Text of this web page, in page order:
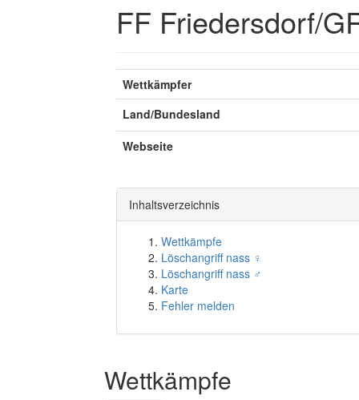
FF Friedersdorf/
Wettkämpfer
Land/Bundesland
Webseite
Inhaltsverzeichnis
Wettkämpfe
Löschangriff nass ♀
Löschangriff nass ♂
Karte
Fehler melden
Wettkämpfe